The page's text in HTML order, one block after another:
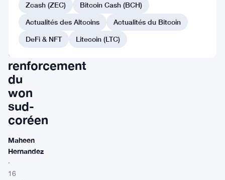
Banque
d’Amérique
prédit
un
renforcement
du
won
sud-
coréen
Maheen
Hernandez
·
16
Zcash (ZEC)
Bitcoin Cash (BCH)
Actualités des Altcoins
Actualités du Bitcoin
DeFi & NFT
Litecoin (LTC)